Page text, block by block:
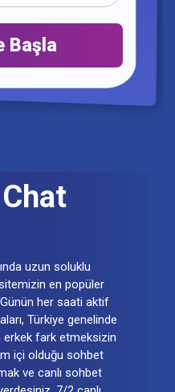
Başla
erişim sağlayabilen
bedava sohbet
olmadan kaliteli ve
sitemizde saygı ve
olarak yapacağın
belirle,
aramıza katıl!